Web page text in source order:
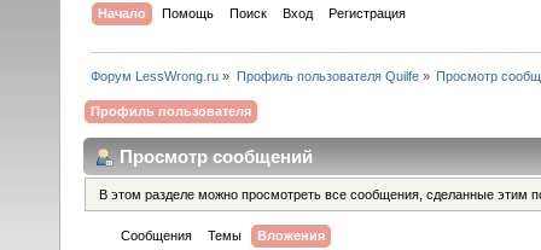
Начало Помощь Поиск Вход Регистрация
Форум LessWrong.ru » Профиль пользователя Quilfe» Просмотр
Профиль пользователя
Просмотр сообщений
В этом разделе можно просмотреть все сообщения, сделанные этим
Сообщения Темы Вложения